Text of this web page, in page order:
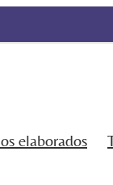
elaborados